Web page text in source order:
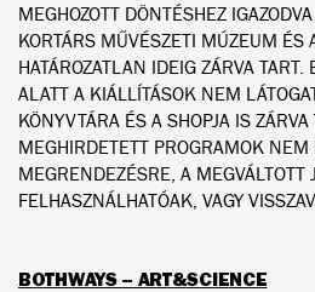
MEGHOZOTT DÖNTÉSHEZ
KORTÁRS MŰVÉSZETI MÚZEUM ÉS
HATÁROZATLAN IDEIG ZÁRVA
ALATT A KIÁLLÍTÁSOK NEM
KÖNYVTÁRA ÉS A SHOPJA IS
MEGHIRDETETT PROGRAMOK
MEGRENDEZÉSRE, A MEGVÁLTOTT
FELHASZNÁLHATÓAK, VAGY
BOTHWAYS – ART&SCIENCE